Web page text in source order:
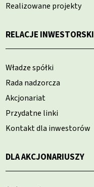
Realizowane projekty
RELACJE INWESTORSKI
Władze spółki
Rada nadzorcza
Akcjonariat
Przydatne linki
Kontakt dla inwestorów
DLA AKCJONARIUSZY